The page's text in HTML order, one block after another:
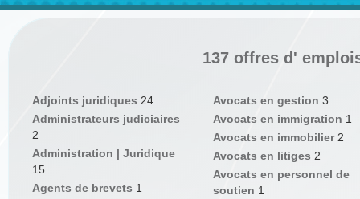
137 offres d'
Adjoints juridiques 24
Administrateurs judiciaires
2
Administration | Juridique
15
Agents de brevets 1
Avocats en gestion 3
Avocats en immigration 1
Avocats en immobilier 2
Avocats en litiges 2
Avocats en personnel de
soutien 1